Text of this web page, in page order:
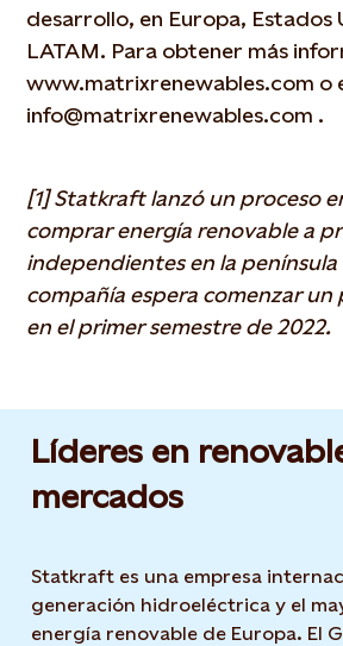
desarrollo, en Europa, Estados
LATAM. Para obtener más
www.matrixrenewables.com o
info@matrixrenewables.com .
[1] Statkraft lanzó un proceso
comprar energía renovable a
independientes en la península
compañía espera comenzar un
en el primer semestre de 2022.
Líderes en
mercados
Statkraft es una empresa
generación hidroeléctrica y el
energía renovable de Europa. El